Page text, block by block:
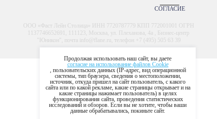
СОГЛАСИЕ
ООО «Фаст Лейн Столица» ИНН 7720787779 КПП 772001001 ОГРН
1137746652691, 111123, Москва, ул. Плеханова, 4а , Бизнес-центр
"Юникон", почта info@flane.ru, телефон +7 (495) 505 63 39
Продолжая использовать наш сайт, вы даете
согласие на использование файлов Cookie
, пользовательских данных (IP-адрес, вид операционной
системы, тип браузера, сведения о местоположении,
источник, откуда пришел на сайт пользователь, с какого
сайта или по какой рекламе, какие страницы открывает и на
какие страницы нажимает пользователь) в целях
функционирования сайта, проведения статистических
исследований и обзоров. Если вы не хотите, чтобы ваши
данные обрабатывались, покиньте сайт.